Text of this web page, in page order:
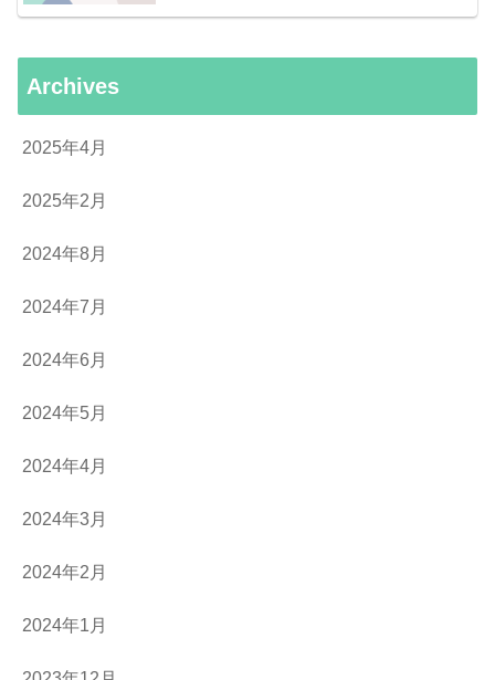
Archives
2025年4月
2025年2月
2024年8月
2024年7月
2024年6月
2024年5月
2024年4月
2024年3月
2024年2月
2024年1月